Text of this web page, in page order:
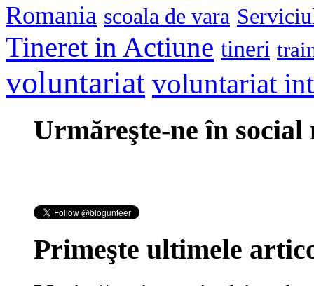
Romania scoala de vara
Tineret in Actiune tineri
voluntariat voluntariat
Urmăreşte-ne în social
Primeşte ultimele